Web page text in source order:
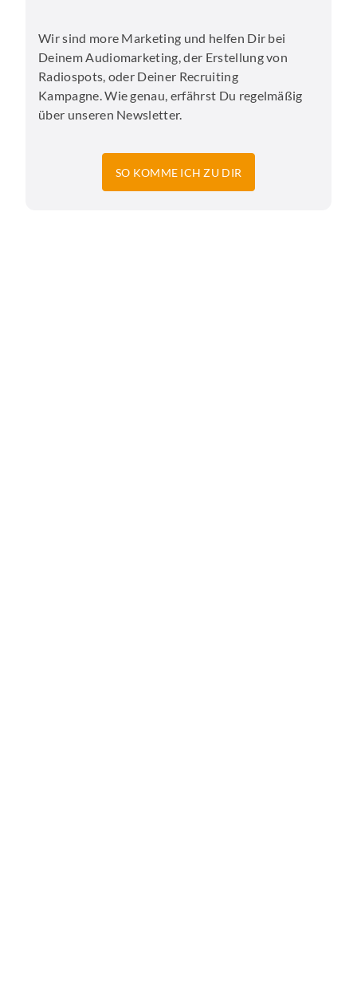
Wir sind more Marketing und helfen Dir bei
Deinem Audiomarketing, der Erstellung von
Radiospots, oder Deiner Recruiting
Kampagne. Wie genau, erfährst Du regelmäßig
über unseren Newsletter.
SO KOMME ICH ZU DIR